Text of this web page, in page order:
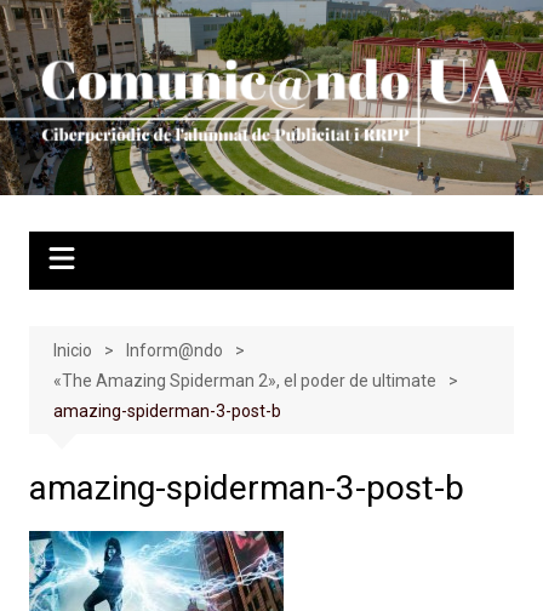
Saltar
al
contenido
Inicio
Inform@ndo
«The Amazing Spiderman 2», el poder de ultimate
amazing-spiderman-3-post-b
amazing-spiderman-3-post-b